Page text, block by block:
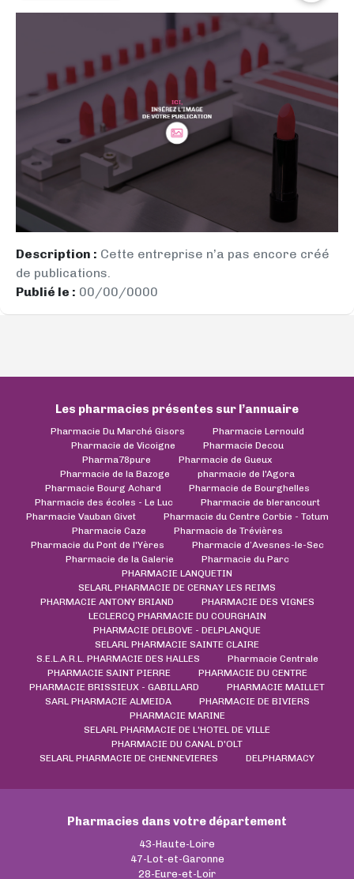
Description : Cette entreprise n’a pas encore créé
de publications.
Publié le : 00/00/0000
Les pharmacies présentes sur l’annuaire
Pharmacie Du Marché Gisors
Pharmacie Lernould
Pharmacie de Vicoigne
Pharmacie Decou
Pharma78pure
Pharmacie de Gueux
Pharmacie de la Bazoge
pharmacie de l'Agora
Pharmacie Bourg Achard
Pharmacie de Bourghelles
Pharmacie des écoles - Le Luc
Pharmacie de blerancourt
Pharmacie Vauban Givet
Pharmacie du Centre Corbie - Totum
Pharmacie Caze
Pharmacie de Trévières
Pharmacie du Pont de l'Yères
Pharmacie d’Avesnes-le-Sec
Pharmacie de la Galerie
Pharmacie du Parc
PHARMACIE LANQUETIN
SELARL PHARMACIE DE CERNAY LES REIMS
PHARMACIE ANTONY BRIAND
PHARMACIE DES VIGNES
LECLERCQ PHARMACIE DU COURGHAIN
PHARMACIE DELBOVE - DELPLANQUE
SELARL PHARMACIE SAINTE CLAIRE
S.E.L.A.R.L. PHARMACIE DES HALLES
Pharmacie Centrale
PHARMACIE SAINT PIERRE
PHARMACIE DU CENTRE
PHARMACIE BRISSIEUX - GABILLARD
PHARMACIE MAILLET
SARL PHARMACIE ALMEIDA
PHARMACIE DE BIVIERS
PHARMACIE MARINE
SELARL PHARMACIE DE L'HOTEL DE VILLE
PHARMACIE DU CANAL D'OLT
SELARL PHARMACIE DE CHENNEVIERES
DELPHARMACY
Pharmacies dans votre département
43-Haute-Loire
47-Lot-et-Garonne
28-Eure-et-Loir